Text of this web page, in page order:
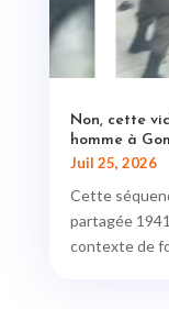
Non, cette
homme à
Juil 25, 2026
Cette
partagée
contexte de